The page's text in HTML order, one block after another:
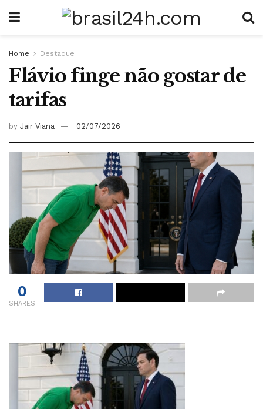
Home Destaque
Flávio finge não gostar de
tarifas
by Jair Viana 02/07/2026
0
SHARES